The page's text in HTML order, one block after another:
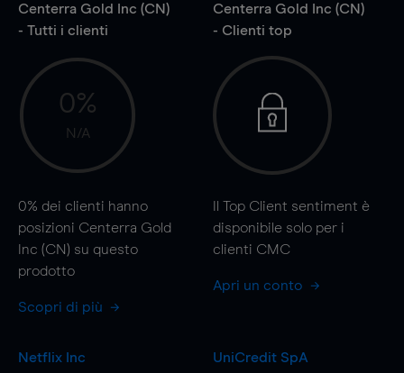
Centerra Gold Inc (CN)
- Tutti i clienti
0%
N/A
0% dei clienti hanno
posizioni Centerra Gold
Inc (CN) su questo
prodotto
Scopri di più
Centerra Gold Inc (CN)
- Clienti top
Il Top Client sentiment è
disponibile solo per i
clienti CMC
Apri un conto
Netflix Inc
UniCredit SpA